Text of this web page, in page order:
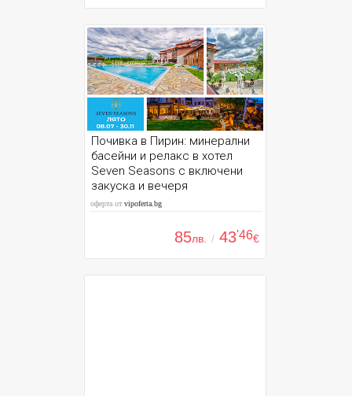
Почивка в Пирин: минерални
басейни и релакс в хотел
Seven Seasons с включени
закуска и вечеря
оферта отvipoferta.bg
85лв. / 43'46€